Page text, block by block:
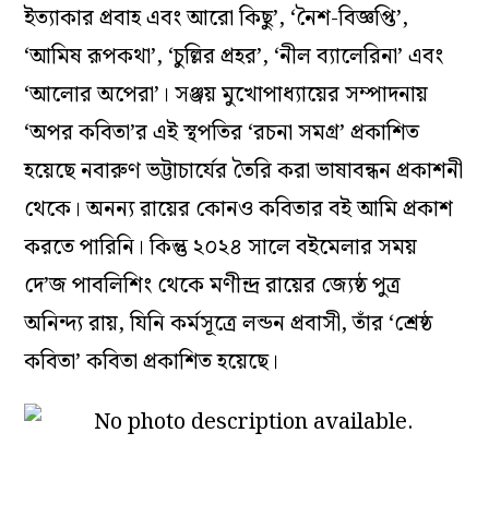
ইত্যাকার প্রবাহ এবং আরো কিছু’, ‘নৈশ-বিজ্ঞপ্তি’,
‘আমিষ রূপকথা’, ‘চুল্লির প্রহর’, ‘নীল ব্যালেরিনা’ এবং
‘আলোর অপেরা’। সঞ্জয় মুখোপাধ্যায়ের সম্পাদনায়
‘অপর কবিতা’র এই স্থপতির ‘রচনা সমগ্র’ প্রকাশিত
হয়েছে নবারুণ ভট্টাচার্যের তৈরি করা ভাষাবন্ধন প্রকাশনী
থেকে। অনন্য রায়ের কোনও কবিতার বই আমি প্রকাশ
করতে পারিনি। কিন্তু ২০২৪ সালে বইমেলার সময়
দে’জ পাবলিশিং থেকে মণীন্দ্র রায়ের জ্যেষ্ঠ পুত্র
অনিন্দ্য রায়, যিনি কর্মসূত্রে লন্ডন প্রবাসী, তাঁর ‘শ্রেষ্ঠ
কবিতা’ কবিতা প্রকাশিত হয়েছে।